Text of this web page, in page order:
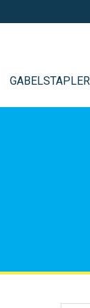
GABELSTAPLER